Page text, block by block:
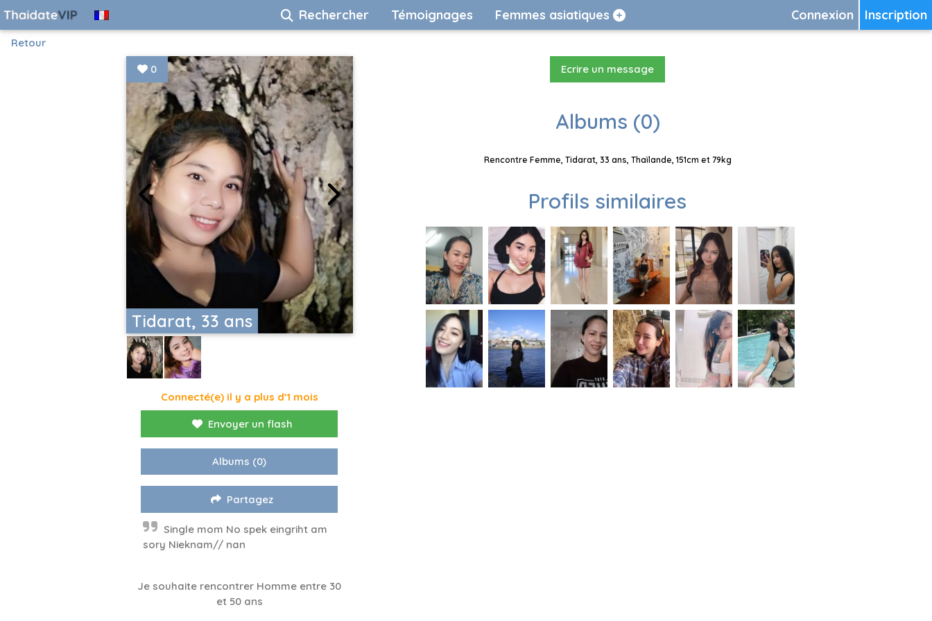
Inscription
Connexion
Rechercher Témoignages Femmes asiatiques
Retour
Tidarat, 33 ans
0
Connecté(e) il y a plus d'1 mois
Envoyer un flash
Albums (0)
Partagez
Single mom No spek eingriht am
sory Nieknam// nan
Je souhaite rencontrer Homme entre 30
et 50 ans
Ecrire un message
Albums (0)
Rencontre Femme, Tidarat, 33 ans, Thaïlande, 151cm et 79kg
Profils similaires